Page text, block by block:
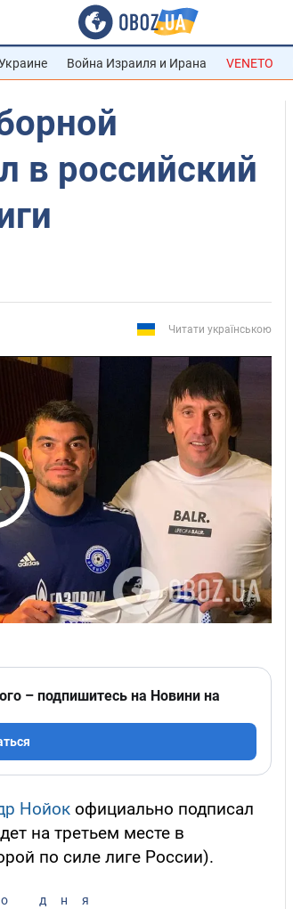
Война Израиля и Ирана VENETO
в российский
Читати українською
Video
– подпишитесь на Новини на
Нойок официально подписал
на третьем месте в
по силе лиге России).
дня